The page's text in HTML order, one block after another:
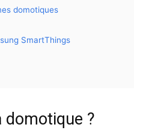
domotiques
SmartThings
domotique ?